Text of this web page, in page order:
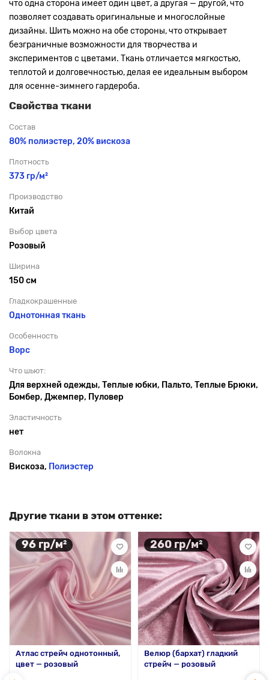
что одна сторона имеет один цвет, а другая — другой, что
позволяет создавать оригинальные и многослойные
дизайны. Шить можно на обе стороны, что открывает
безграничные возможности для творчества и
экспериментов с цветами. Ткань отличается мягкостью,
теплотой и долговечностью, делая ее идеальным выбором
для осенне-зимнего гардероба.
Свойства ткани
Состав
80% полиэстер, 20% вискоза
Плотность
373 гр/м²
Производство
Китай
Выбор цвета
Розовый
Ширина
150 см
Гладкокрашенные
Однотонная ткань
Особенность
Ворс
Что шьют:
Для верхней одежды, Теплые юбки, Пальто, Теплые Брюки,
Бомбер, Джемпер, Пуловер
Эластичность
нет
Волокна
Вискоза, Полиэстер
Другие ткани в этом оттенке:
96 гр/м²
Атлас стрейч однотонный,
цвет — розовый
260 гр/м²
Велюр (бархат) гладкий
стрейч — розовый